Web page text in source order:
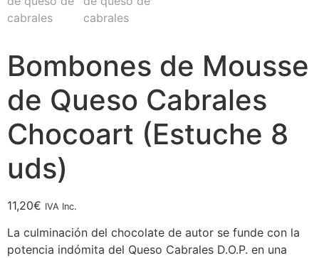
Bombones de Mousse
de Queso Cabrales
Chocoart (Estuche 8
uds)
11,20€ IVA Inc.
La culminación del chocolate de autor se funde con la
potencia indómita del Queso Cabrales D.O.P. en una